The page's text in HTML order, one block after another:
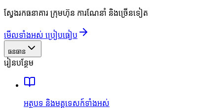
ស្វែងរកធនាគារ ក្រុមហ៊ុន ការណែនាំ និងច្រើនទៀត
មើលទាំងអស់ ប្រៀបធៀប
ធនធាន
រៀនបន្ថែម
អត្ថបទ និងមគ្គុទេសក៍ទាំងអស់